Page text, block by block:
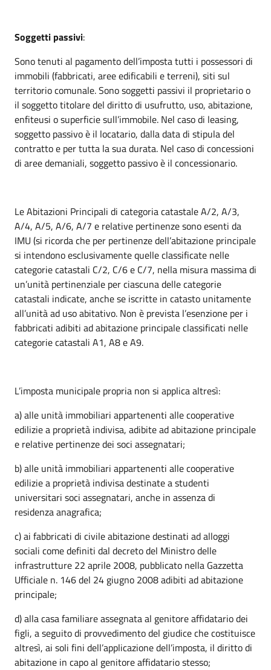
Soggetti passivi:
Sono tenuti al pagamento dell’imposta tutti i possessori di
immobili (fabbricati, aree edificabili e terreni), siti sul
territorio comunale. Sono soggetti passivi il proprietario o
il soggetto titolare del diritto di usufrutto, uso, abitazione,
enfiteusi o superficie sull’immobile. Nel caso di leasing,
soggetto passivo è il locatario, dalla data di stipula del
contratto e per tutta la sua durata. Nel caso di concessioni
di aree demaniali, soggetto passivo è il concessionario.
Le Abitazioni Principali di categoria catastale A/2, A/3,
A/4, A/5, A/6, A/7 e relative pertinenze sono esenti da
IMU (si ricorda che per pertinenze dell’abitazione principale
si intendono esclusivamente quelle classificate nelle
categorie catastali C/2, C/6 e C/7, nella misura massima di
un’unità pertinenziale per ciascuna delle categorie
catastali indicate, anche se iscritte in catasto unitamente
all’unità ad uso abitativo. Non è prevista l’esenzione per i
fabbricati adibiti ad abitazione principale classificati nelle
categorie catastali A1, A8 e A9.
L’imposta municipale propria non si applica altresì:
a) alle unità immobiliari appartenenti alle cooperative
edilizie a proprietà indivisa, adibite ad abitazione principale
e relative pertinenze dei soci assegnatari;
b) alle unità immobiliari appartenenti alle cooperative
edilizie a proprietà indivisa destinate a studenti
universitari soci assegnatari, anche in assenza di
residenza anagrafica;
c) ai fabbricati di civile abitazione destinati ad alloggi
sociali come definiti dal decreto del Ministro delle
infrastrutture 22 aprile 2008, pubblicato nella Gazzetta
Ufficiale n. 146 del 24 giugno 2008 adibiti ad abitazione
principale;
d) alla casa familiare assegnata al genitore affidatario dei
figli, a seguito di provvedimento del giudice che costituisce
altresì, ai soli fini dell’applicazione dell’imposta, il diritto di
abitazione in capo al genitore affidatario stesso;